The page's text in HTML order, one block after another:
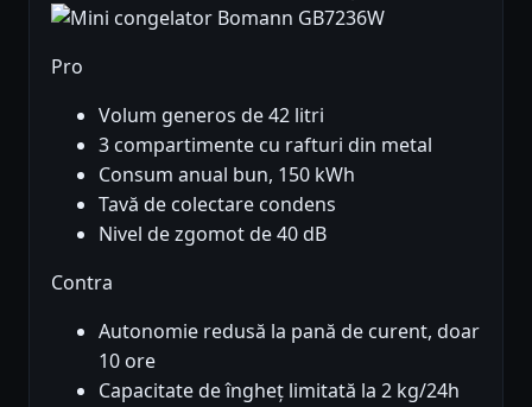
Pro
Volum generos de 42 litri
3 compartimente cu rafturi din metal
Consum anual bun, 150 kWh
Tavă de colectare condens
Nivel de zgomot de 40 dB
Contra
Autonomie redusă la pană de curent, doar
10 ore
Capacitate de îngheț limitată la 2 kg/24h